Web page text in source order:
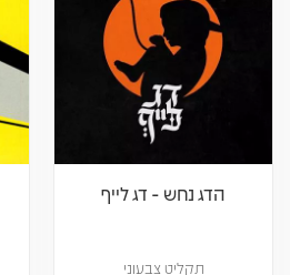
הדג נחש - דג לייף
תקליט צבעוני